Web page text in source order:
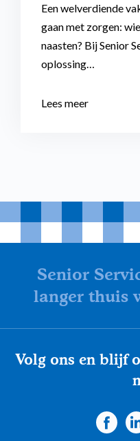
Een welverdiende
gaan met zorgen:
naasten? Bij Senior
oplossing…
Lees meer
Senior
langer thuis
Volg ons en blijf